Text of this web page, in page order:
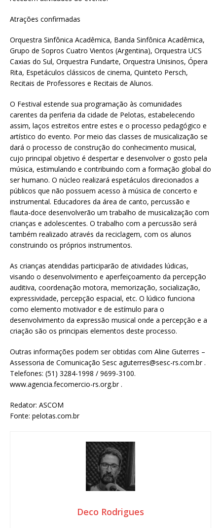
Atrações confirmadas
Orquestra Sinfônica Acadêmica, Banda Sinfônica Acadêmica,
Grupo de Sopros Cuatro Vientos (Argentina), Orquestra UCS
Caxias do Sul, Orquestra Fundarte, Orquestra Unisinos, Ópera
Rita, Espetáculos clássicos de cinema, Quinteto Persch,
Recitais de Professores e Recitais de Alunos.
O Festival estende sua programação às comunidades
carentes da periferia da cidade de Pelotas, estabelecendo
assim, laços estreitos entre estes e o processo pedagógico e
artístico do evento. Por meio das classes de musicalização se
dará o processo de construção do conhecimento musical,
cujo principal objetivo é despertar e desenvolver o gosto pela
música, estimulando e contribuindo com a formação global do
ser humano. O núcleo realizará espetáculos direcionados a
públicos que não possuem acesso à música de concerto e
instrumental. Educadores da área de canto, percussão e
flauta-doce desenvolverão um trabalho de musicalização com
crianças e adolescentes. O trabalho com a percussão será
também realizado através da reciclagem, com os alunos
construindo os próprios instrumentos.
As crianças atendidas participarão de atividades lúdicas,
visando o desenvolvimento e aperfeiçoamento da percepção
auditiva, coordenação motora, memorização, socialização,
expressividade, percepção espacial, etc. O lúdico funciona
como elemento motivador e de estímulo para o
desenvolvimento da expressão musical onde a percepção e a
criação são os principais elementos deste processo.
Outras informações podem ser obtidas com Aline Guterres –
Assessoria de Comunicação Sesc aguterres@sesc-rs.com.br .
Telefones: (51) 3284-1998 / 9699-3100.
www.agencia.fecomercio-rs.org.br .
Redator: ASCOM
Fonte: pelotas.com.br
Deco Rodrigues